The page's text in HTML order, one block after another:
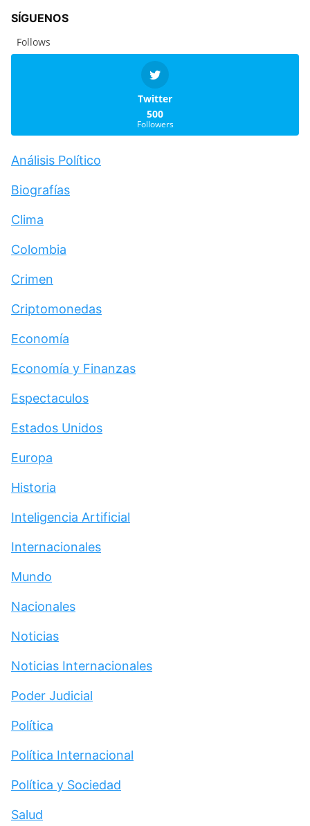
SÍGUENOS
Follows
Twitter
500
Followers
Análisis Político
Biografías
Clima
Colombia
Crimen
Criptomonedas
Economía
Economía y Finanzas
Espectaculos
Estados Unidos
Europa
Historia
Inteligencia Artificial
Internacionales
Mundo
Nacionales
Noticias
Noticias Internacionales
Poder Judicial
Política
Política Internacional
Política y Sociedad
Salud